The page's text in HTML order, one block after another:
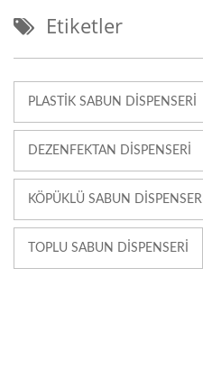
Etiketler
PLASTIK SABUN DISPENSERI
DEZENFEKTAN DISPENSERI
KÖPÜKLÜ SABUN DISPENSERI
TOPLU SABUN DISPENSERI